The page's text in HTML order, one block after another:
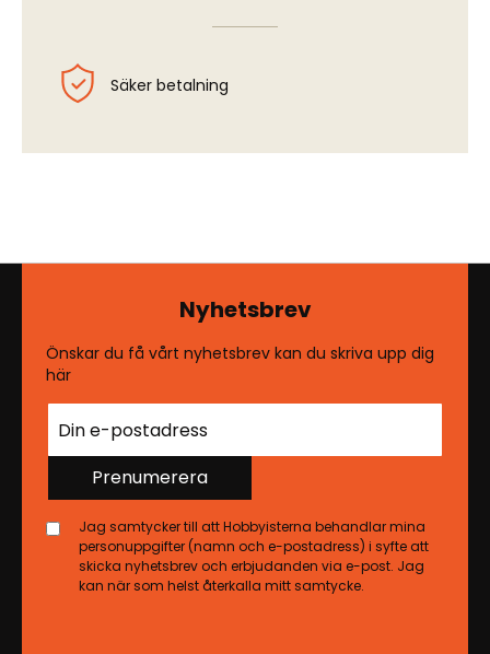
Säker betalning
Nyhetsbrev
Önskar du få vårt nyhetsbrev kan du skriva upp dig
här
Prenumerera
Jag samtycker till att Hobbyisterna behandlar mina
personuppgifter (namn och e-postadress) i syfte att
skicka nyhetsbrev och erbjudanden via e-post. Jag
kan när som helst återkalla mitt samtycke.